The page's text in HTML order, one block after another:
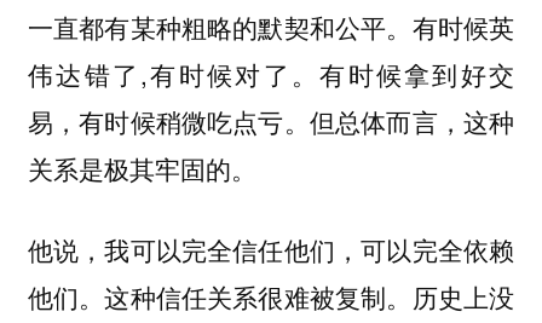
一直都有某种粗略的默契和公平。有时候英
伟达错了,有时候对了。有时候拿到好交
易，有时候稍微吃点亏。但总体而言，这种
关系是极其牢固的。
他说，我可以完全信任他们，可以完全依赖
他们。这种信任关系很难被复制。历史上没